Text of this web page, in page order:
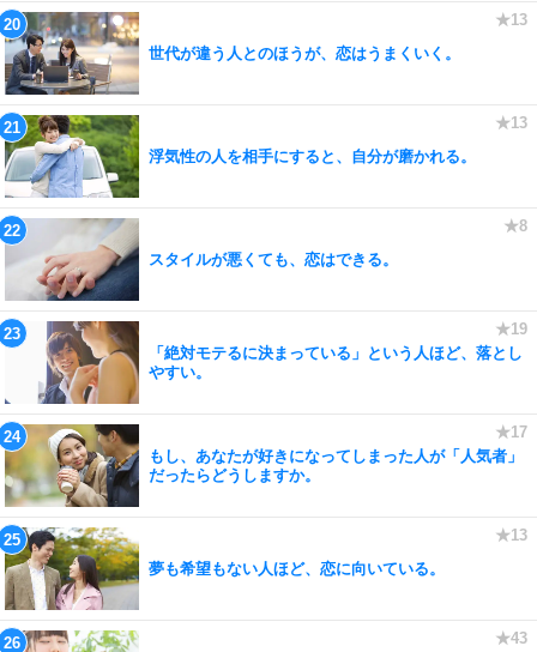
世代が違う人とのほうが、恋はうまくいく。
浮気性の人を相手にすると、自分が磨かれる。
スタイルが悪くても、恋はできる。
「絶対モテるに決まっている」という人ほど、落とし
やすい。
もし、あなたが好きになってしまった人が「人気者」
だったらどうしますか。
夢も希望もない人ほど、恋に向いている。